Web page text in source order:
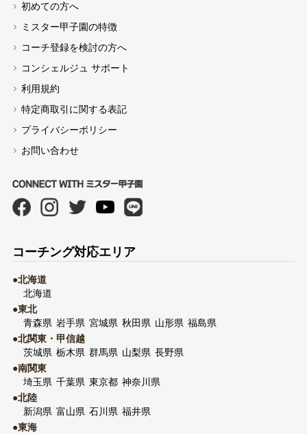
初めての方へ
ミスター甲子園の特徴
コーチ登録を検討の方へ
コンシェルジュ サポート
利用規約
特定商取引に関する表記
プライバシーポリシー
お問い合わせ
コーチング対応エリア
●北海道
北海道
●東北
青森県 岩手県 宮城県 秋田県 山形県 福島県
●北関東・甲信越
茨城県 栃木県 群馬県 山梨県 長野県
●南関東
埼玉県 千葉県 東京都 神奈川県
●北陸
新潟県 富山県 石川県 福井県
●東海